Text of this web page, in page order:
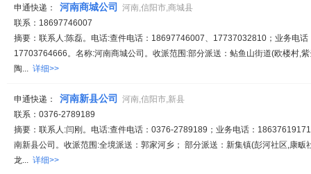
申通快递： 河南商城公司
河南,信阳市,商城县
联系：18697746007
摘要：联系人:陈磊。电话:查件电话：18697746007、17737032810；业务电
17703764666。名称:河南商城公司。收派范围:部分派送：鲇鱼山街道(欧楼村,
陶... 详细>>
申通快递： 河南新县公司
河南,信阳市,新县
联系：0376-2789189
摘要：联系人:闫刚。电话:查件电话：0376-2789189；业务电话：
南新县公司。收派范围:全境派送：郭家河乡； 部分派送：新集镇(彭河社区,康畈
龙... 详细>>